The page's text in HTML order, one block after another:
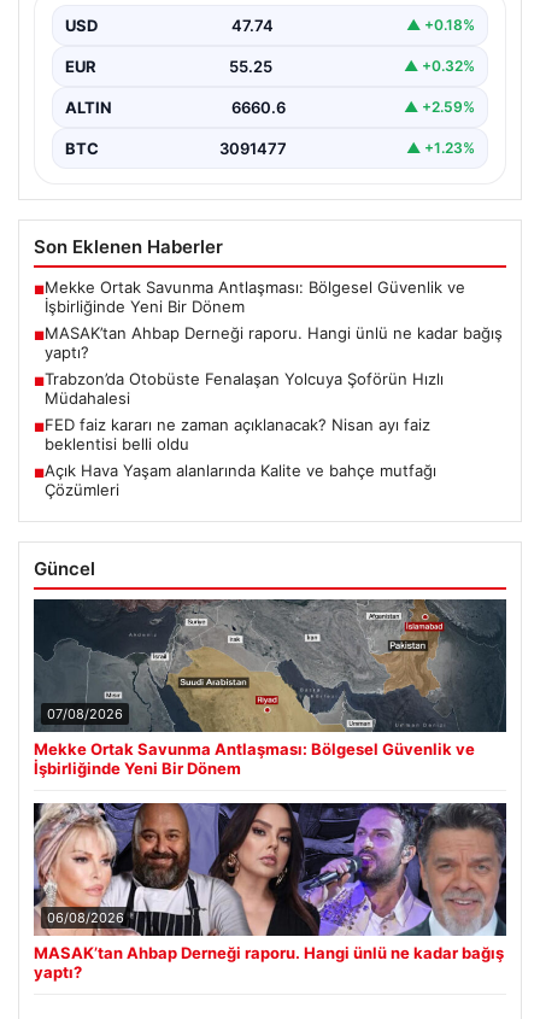
Bağışları ve Paranın Akibeti”, “content”: “ Son
dönemde…
USD 47.74 ▲ +0.18%
EUR 55.25 ▲ +0.32%
ALTIN 6660.6 ▲ +2.59%
BTC 3091477 ▲ +1.23%
Son Eklenen Haberler
■Mekke Ortak Savunma Antlaşması: Bölgesel Güvenlik ve
İşbirliğinde Yeni Bir Dönem
■MASAK’tan Ahbap Derneği raporu. Hangi ünlü ne kadar bağış
yaptı?
■Trabzon’da Otobüste Fenalaşan Yolcuya Şoförün Hızlı
Müdahalesi
■FED faiz kararı ne zaman açıklanacak? Nisan ayı faiz
beklentisi belli oldu
■Açık Hava Yaşam alanlarında Kalite ve bahçe mutfağı
Çözümleri
Güncel
07/08/2026
Mekke Ortak Savunma Antlaşması: Bölgesel Güvenlik ve
İşbirliğinde Yeni Bir Dönem
06/08/2026
MASAK’tan Ahbap Derneği raporu. Hangi ünlü ne kadar bağış
yaptı?